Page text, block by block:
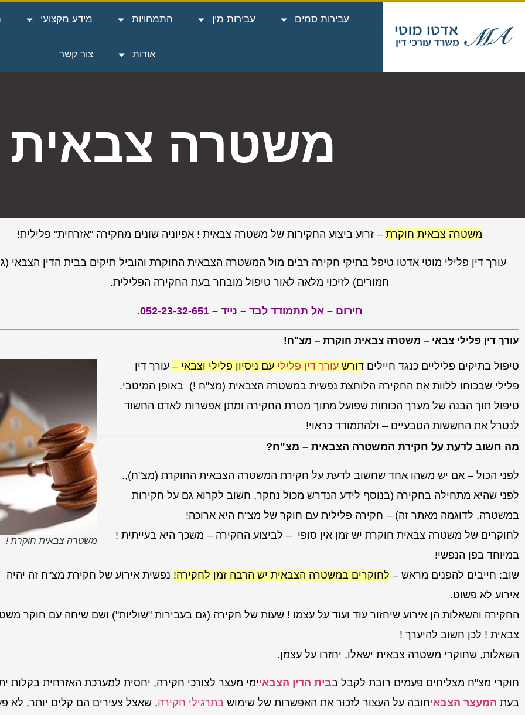
עבירות סמים עבירות מין התמחויות מידע מקצועי
אודות צור קשר
משטרה צבאית
משטרה צבאית חוקרת– זרוע ביצוע החקירות של משטרה צבאית ! אפיוניה שונים מחקירה "אזרחית" פלילית!
עורך דין פלילי מוטי אדטו טיפל בתיקי חקירה רבים מול המשטרה הצבאית החוקרת והוביל תיקים בבית הדין הצבאי
חמורים) לזיכוי מלאה לאור טיפול מובחר בעת החקירה הפלילית.
חירום – אל תתמודד לבד – נייד – 052-23-32-651.
עורך דין פלילי צבאי – משטרה צבאית חוקרת – מצ"ח!
משטרה צבאית חוקרת !
טיפול בתיקים פליליים כנגד חיילים דורש עורך דין פלילי עם ניסיון פלילי וצבאי – עורך דין
פלילי שבכוחו ללוות את החקירה הלוחצת נפשית במשטרה הצבאית (מצ"ח !) באופן המיטבי.
טיפול תוך הבנה של מערך הכוחות שפועל מתוך מטרת החקירה ומתן אפשרות לאדם החשוד
לנטרל את החששות הטבעיים – ולהתמודד כראוי!
מה חשוב לדעת על חקירת המשטרה הצבאית – מצ"ח?
לפני הכול – אם יש משהו אחד שחשוב לדעת על חקירת המשטרה הצבאית החוקרת (מצ"ח),.
לפני שהיא מתחילה בחקירה (בנוסף לידע הנדרש מכול נחקר, חשוב לקרוא גם על חקירות
במשטרה, לדוגמה מאתר זה) – חקירה פלילית עם חוקר של מצ"ח היא ארוכה!
לחוקרים של משטרה צבאית חוקרת יש זמן אין סופי – לביצוע החקירה – משכך היא בעייתית !
במיוחד בפן הנפשי!
שוב: חייבים להפנים מראש – לחוקרים במשטרה הצבאית יש הרבה זמן לחקירה! נפשית אירוע של חקירת מצ"ח זה יהיה
אירוע לא פשוט.
החקירה והשאלות הן אירוע שיחזור עוד ועוד על עצמו ! שעות של חקירה (גם בעבירות "שוליות") ושם שיחה עם חוקר
צבאית ! לכן חשוב להיערך !
השאלות, שחוקרי משטרה צבאית ישאלו, יחזרו על עצמן.
חוקרי מצ"ח מצליחים פעמים רובת לקבל בבית הדין הצבאיימי מעצר לצורכי חקירה, יחסית למערכת האזרחית בקלות
בעת המעצר הצבאיחובה על העצור לזכור את האפשרות של שימוש בתרגילי חקירה, שאצל צעירים הם קלים יותר, לא